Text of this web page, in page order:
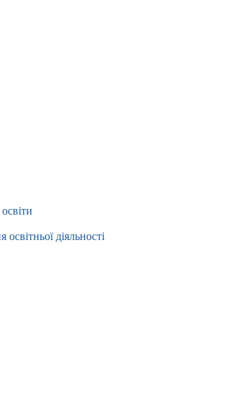
діяльності